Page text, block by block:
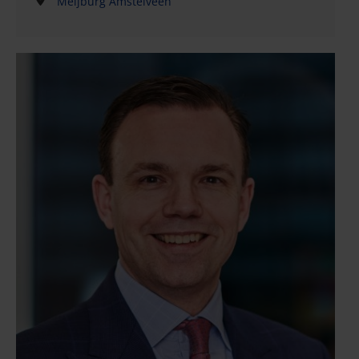
voor een aantal klanten. Daardoor heef hij ervaring
amusementsindustrie. Erick heeft een bewezen staat
van dienst opgebouwd als het gaat om het beheren
van internationale klanten en het nemen van
verstrekken van advies over complexe fiscale en
socialezekerheidskwesties met betrekking tot
grensoverschrijdende arbeid. Hij helpt bedrijven ook
om aan wereldwijde compliancevereisten op het
gebied van belastingen, loonbelasting en sociale
zekerheid te voldoen en fungeert als sparringpartner
voor tax- en HR-managers en leden van raden van
bestuur. Erick heeft vele jaren ervaring met
duediligenceonderzoeken (bij leveranciers) en
gezondheidscontroles met het oog op loonbelasting
en sociale zekerheid.Kort geleden was hij betrokken